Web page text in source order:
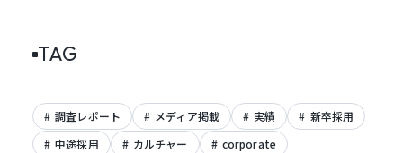
TAG
調査レポート メディア掲載 実績
新卒採用
中途採用
カルチャー
corporate